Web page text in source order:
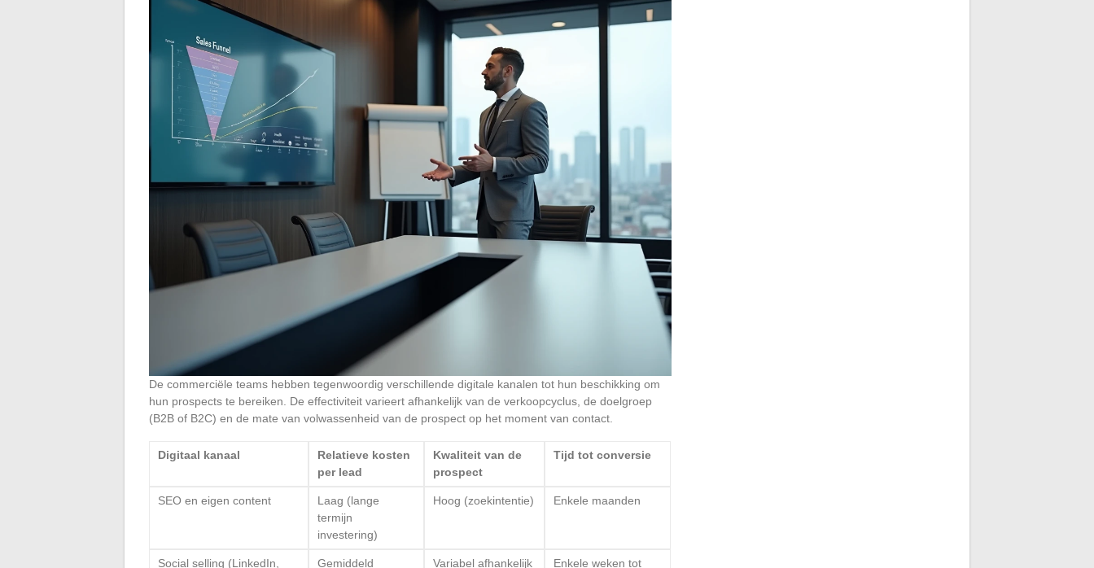
De commerciële teams hebben tegenwoordig verschillende digitale kanalen tot hun beschikking om
hun prospects te bereiken. De effectiviteit varieert afhankelijk van de verkoopcyclus, de doelgroep
(B2B of B2C) en de mate van volwassenheid van de prospect op het moment van contact.
Digitaal kanaal
Relatieve kosten
per lead
Kwaliteit van de
prospect
Tijd tot conversie
SEO en eigen content
Laag (lange
termijn
investering)
Hoog (zoekintentie) Enkele maanden
Social selling (LinkedIn,
Gemiddeld
Variabel afhankelijk
Enkele weken tot